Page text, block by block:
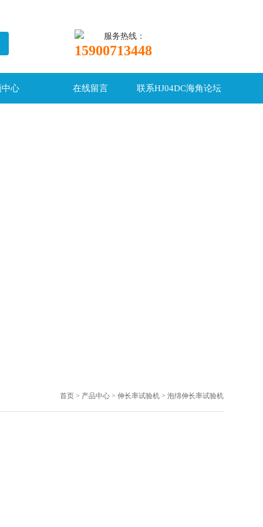
服务热线：
15900713448
心 在线留言 联系HJ04DC海角论坛
首页> 产品中心> 伸长率试验机> 泡绵伸长率试验机